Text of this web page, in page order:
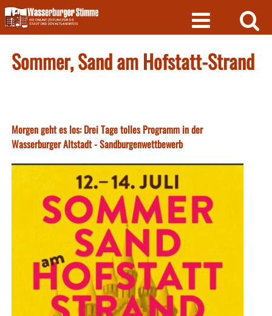
Skip
to
content
Sommer, Sand am Hofstatt-Strand
Morgen geht es los: Drei Tage tolles Programm in der
Wasserburger Altstadt - Sandburgenwettbewerb